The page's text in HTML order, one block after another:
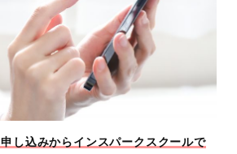
し込みからインスパークスクールで